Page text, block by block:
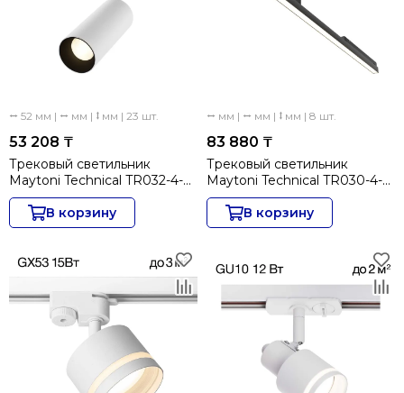
⭤ 52 мм | ⭤ мм | ⭥ мм | 23 шт.
53 208 ₸
Трековый светильник
Maytoni Technical TR032-4-
12WTW-M-DSZ-W
В корзину
⭤ мм | ⭤ мм | ⭥ мм | 8 шт.
83 880 ₸
Трековый светильник
Maytoni Technical TR030-4-
30WTW-DSZ-B
В корзину